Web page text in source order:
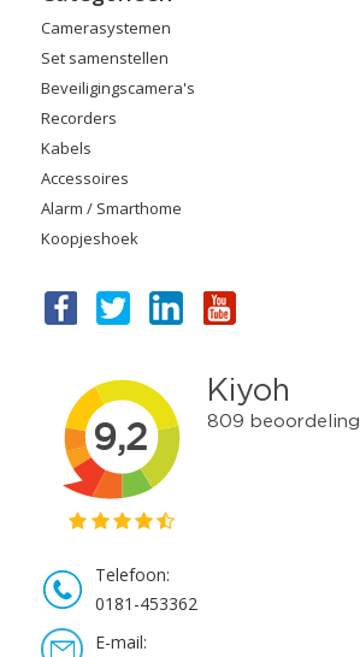
Camerasystemen
Set samenstellen
Beveiligingscamera's
Recorders
Kabels
Accessoires
Alarm / Smarthome
Koopjeshoek
Telefoon:
0181-453362
E-mail: